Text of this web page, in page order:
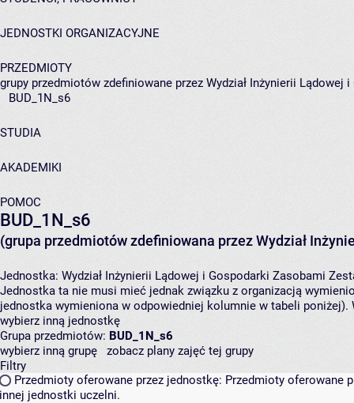
JEDNOSTKI ORGANIZACYJNE
PRZEDMIOTY
grupy przedmiotów zdefiniowane przez Wydział Inżynierii Lądowej
BUD_1N_s6
STUDIA
AKADEMIKI
POMOC
BUD_1N_s6
(grupa przedmiotów zdefiniowana przez Wydział
Jednostka: Wydział Inżynierii Lądowej i Gospodarki Zasobami
Jednostka ta nie musi mieć jednak związku z organizacją
jednostka wymieniona w odpowiedniej kolumnie w tabeli
wybierz inną jednostkę
Grupa przedmiotów: BUD_1N_s6
wybierz inną grupę
zobacz plany zajęć tej grupy
Filtry
Przedmioty oferowane przez jednostkę: Przedmioty oferowane
innej jednostki uczelni.